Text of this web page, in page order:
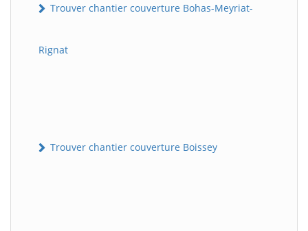
Trouver chantier couverture Bohas-Meyriat-
Rignat
Trouver chantier couverture Boissey